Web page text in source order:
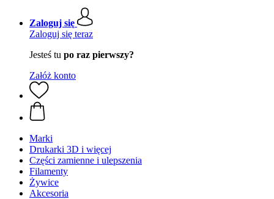
Zaloguj się
Zaloguj się teraz
Jesteś tu po raz pierwszy?
Załóż konto
Marki
Drukarki 3D i więcej
Części zamienne i ulepszenia
Filamenty
Żywice
Akcesoria